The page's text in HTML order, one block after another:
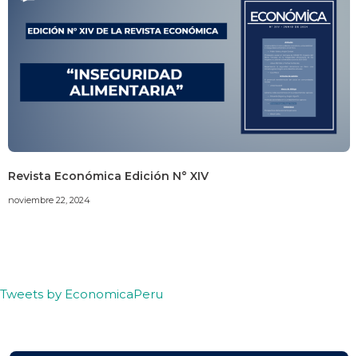
Revista Económica Edición N° XIV
noviembre 22, 2024
Tweets by EconomicaPeru